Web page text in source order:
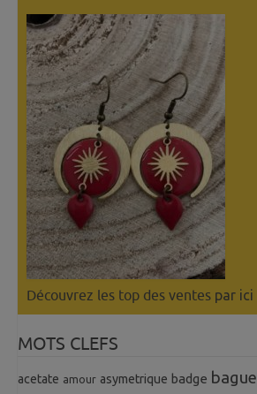
Découvrez les top des ventes par ici
MOTS CLEFS
acetate amour asymetrique badge bague